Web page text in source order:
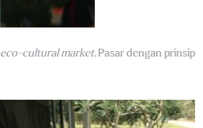
eco-cultural market. Pasar dengan prinsip